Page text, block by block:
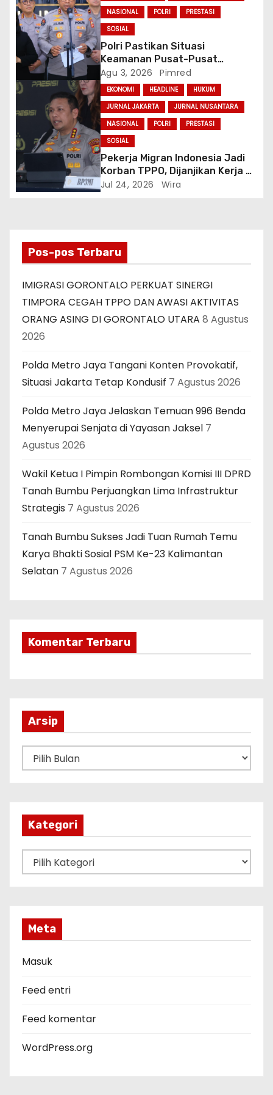
NASIONAL POLRI
PRESTASI
SOSIAL
Polri Pastikan Situasi
Keamanan Pusat-Pusat
Ekonomi Nasional Tetap
Kondusif
Agu 3, 2026 Pimred
EKONOMI HEADLINE
HUKUM
JURNAL JAKARTA
JURNAL NUSANTARA
NASIONAL
POLRI
PRESTASI
SOSIAL
Pekerja Migran Indonesia Jadi
Korban TPPO, Dijanjikan Kerja di
Turki Berujung ke Libya
Jul 24, 2026 Wira
Pos-pos Terbaru
IMIGRASI GORONTALO PERKUAT SINERGI
TIMPORA CEGAH TPPO DAN AWASI AKTIVITAS
ORANG ASING DI GORONTALO UTARA 8 Agustus
2026
Polda Metro Jaya Tangani Konten Provokatif,
Situasi Jakarta Tetap Kondusif 7 Agustus 2026
Polda Metro Jaya Jelaskan Temuan 996 Benda
Menyerupai Senjata di Yayasan Jaksel 7
Agustus 2026
Wakil Ketua I Pimpin Rombongan Komisi III DPRD
Tanah Bumbu Perjuangkan Lima Infrastruktur
Strategis 7 Agustus 2026
Tanah Bumbu Sukses Jadi Tuan Rumah Temu
Karya Bhakti Sosial PSM Ke-23 Kalimantan
Selatan 7 Agustus 2026
Komentar Terbaru
Arsip
r
Kategori
a
o
r
Meta
Masuk
Feed entri
Feed komentar
WordPress.org